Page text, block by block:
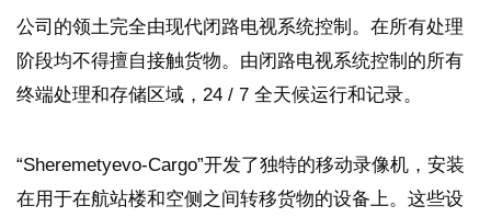
公司的领土完全由现代闭路电视系统控制。在所有处理
阶段均不得擅自接触货物。由闭路电视系统控制的所有
终端处理和存储区域，24 / 7 全天候运行和记录。
“Sheremetyevo-Cargo”开发了独特的移动录像机，安装
在用于在航站楼和空侧之间转移货物的设备上。这些设